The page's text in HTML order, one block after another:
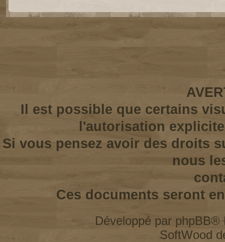
Il est possible que certains
l'autorisation
Si vous pensez avoir des droits
nous
Ces documents seront
Développé par phpBB®
SoftWood